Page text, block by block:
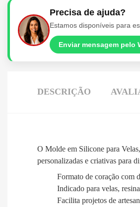
Precisa de ajuda?
Estamos disponíveis para
Enviar mensagem pelo
DESCRIÇÃO
O Molde em Silicone para
personalizadas e criativas para
Formato de coração com
Indicado para velas,
Facilita projetos de